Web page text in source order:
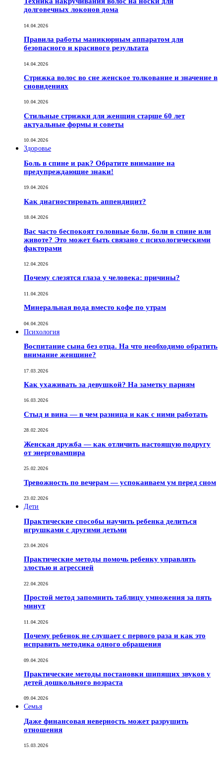
долговечных локонов дома
14.04.2026
Правила работы маникюрным аппаратом для
безопасного и красивого результата
14.04.2026
Стрижка волос во сне женское толкование и значение в
сновидениях
10.04.2026
Стильные стрижки для женщин старше 60 лет
актуальные формы и советы
10.04.2026
Здоровье
Боль в спине и рак? Обратите внимание на
предупреждающие знаки!
19.04.2026
Как диагностировать аппендицит?
18.04.2026
Вас часто беспокоят головные боли, боли в спине или
животе? Это может быть связано с психологическими
факторами
12.04.2026
Почему слезятся глаза у человека: причины?
11.04.2026
Минеральная вода вместо кофе по утрам
04.04.2026
Психология
Воспитание сына без отца. На что необходимо обратить
внимание женщине?
17.03.2026
Как ухаживать за девушкой? На заметку парням
16.03.2026
Стыд и вина — в чем разница и как с ними работать
28.02.2026
Женская дружба — как отличить настоящую подругу
от энерговампира
25.02.2026
Тревожность по вечерам — успокаиваем ум перед сном
23.02.2026
Дети
Практические способы научить ребенка делиться
игрушками с другими детьми
23.04.2026
Практические методы помочь ребенку управлять
злостью и агрессией
22.04.2026
Простой метод запомнить таблицу умножения за пять
минут
11.04.2026
Почему ребенок не слушает с первого раза и как это
исправить методика одного обращения
09.04.2026
Практические методы постановки шипящих звуков у
детей дошкольного возраста
09.04.2026
Семья
Даже финансовая неверность может разрушить
отношения
15.03.2026